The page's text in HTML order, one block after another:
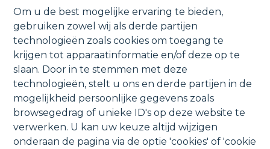
Om u de best mogelijke ervaring te bieden,
gebruiken zowel wij als derde partijen
technologieën zoals cookies om toegang te
krijgen tot apparaatinformatie en/of deze op te
slaan. Door in te stemmen met deze
technologieën, stelt u ons en derde partijen in de
mogelijkheid persoonlijke gegevens zoals
browsegedrag of unieke ID's op deze website te
verwerken. U kan uw keuze altijd wijzigen
onderaan de pagina via de optie 'cookies' of 'cookie
appartement aan de vaart.
Westdijk 33 1, 1880 Kapelle-op-den-Bos
VERHUURD
Vorige Lijst Volgende